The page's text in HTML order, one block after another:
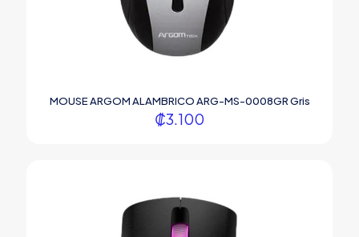
MOUSE ARGOM ALAMBRICO ARG-MS-0008GR Gris
₡3.100